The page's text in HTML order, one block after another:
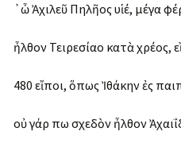
᾽ὦ Ἀχιλεῦ Πηλῆος υἱέ, μέγα
ἦλθον Τειρεσίαο κατὰ χρέος,
480 εἴποι, ὅπως Ἰθάκην ἐς
οὐ γάρ πω σχεδὸν ἦλθον